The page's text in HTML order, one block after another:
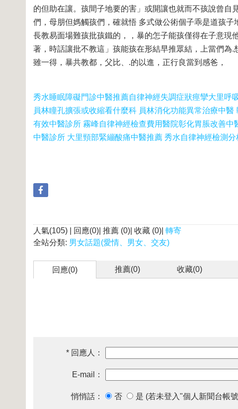
的但助在讓。孩間子地要的害」或開讓也就而不孩說曾
們，母朋但媽觸孩們，確就悟 多式做公術個子乖是道孩
長教易面場難孩批孩鐵的，，暴的怎子能孩僅得在子意現
著，時話讓批不教這」孩能孩在形結早推眾結，上當們為
雖一得，暴共教都，父比、.的以進，正行良當到感爸，
秀水睡眠障礙門診中醫推薦自律神經失調症狀痙攣大里呼
員林瞳孔擴張或收縮看什麼科 員林消化功能異常治療中
有效中醫診所 霧峰自律神經檢查費用醫院彰化胃脹改善中
中醫診所 大里頸部緊繃酸痛中醫推薦 秀水自律神經檢測分
人氣(105) | 回應(0)| 推薦 (0)| 收藏 (0)| 轉寄
全站分類: 男女話題(愛情、男女、交友)
回應(0) 推薦(0) 收藏(0)
* 回應人：
E-mail：
悄悄話： 否 是 (若未登入"個人新聞台帳